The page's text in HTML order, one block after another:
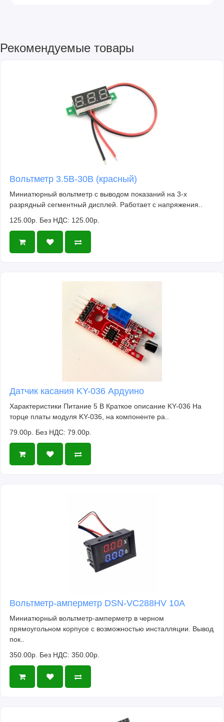
Рекомендуемые товары
Вольтметр 3.5В-30В (красный)
Миниатюрный вольтметр с выводом показаний на 3-х
разрядный сегментный дисплей. Работает с напряжения..
125.00р. Без НДС: 125.00р.
Датчик касания KY-036 Ардуино
Характеристики Питание 5 В Краткое описание KY-036 На
торце платы модуля KY-036, на компоненте ра..
79.00р. Без НДС: 79.00р.
Вольтметр-амперметр DSN-VC288HV 10А
Миниатюрный вольтметр-амперметр в черном
прямоугольном корпусе с возможностью инсталляции. Вывод
пок..
350.00р. Без НДС: 350.00р.